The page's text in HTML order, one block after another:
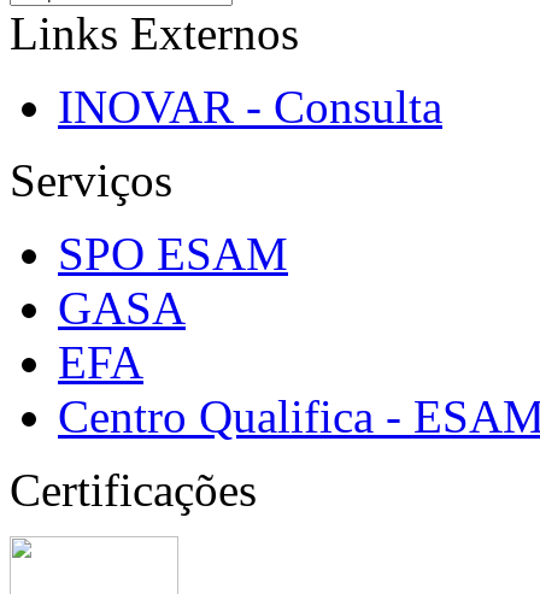
Links Externos
INOVAR - Consulta
Serviços
SPO ESAM
GASA
EFA
Centro Qualifica -
Certificações